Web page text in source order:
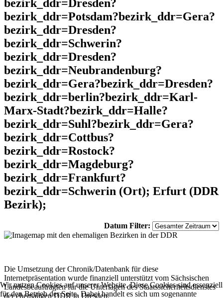
bezirk_ddr=Dresden?
bezirk_ddr=Potsdam?bezirk_ddr=Gera?
bezirk_ddr=Dresden?
bezirk_ddr=Schwerin?
bezirk_ddr=Dresden?
bezirk_ddr=Neubrandenburg?
bezirk_ddr=Gera?bezirk_ddr=Dresden?
bezirk_ddr=berlin?bezirk_ddr=Karl-
Marx-Stadt?bezirk_ddr=Halle?
bezirk_ddr=Suhl?bezirk_ddr=Gera?
bezirk_ddr=Cottbus?
bezirk_ddr=Rostock?
bezirk_ddr=Magdeburg?
bezirk_ddr=Frankfurt?
bezirk_ddr=Schwerin (Ort); Erfurt (DDR
Bezirk);
Datum Filter:
Die Umsetzung der Chronik/Datenbank für diese
Internetpräsentation wurde finanziell unterstützt vom Sächsischen
Landesbeauftragten für die Unterlagen des Staatssicherheitsdienstes
der ehemaligen DDR in Dresden.
Wir nutzen Cookies auf unserer Website. Diese Cookies sind essenziell
für den Betrieb der Seite. Dabei handelt es sich um sogenannte